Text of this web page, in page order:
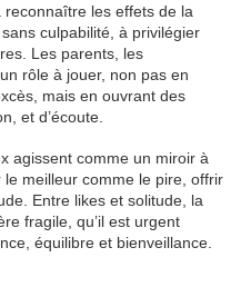
les effets de la
culpabilité, à privilégier
Les parents, les
rôle à jouer, non pas en
mais en ouvrant des
et d’écoute.
agissent comme un miroir à
meilleur comme le pire, offrir
Entre likes et solitude, la
fragile, qu’il est urgent
équilibre et bienveillance.